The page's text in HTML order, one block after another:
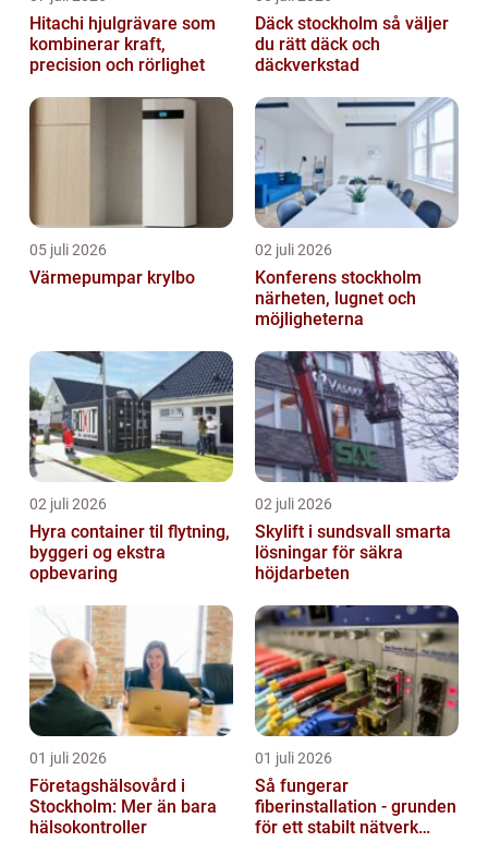
Hitachi hjulgrävare som
kombinerar kraft,
precision och rörlighet
Däck stockholm så väljer
du rätt däck och
däckverkstad
05 juli 2026
Värmepumpar krylbo
02 juli 2026
Konferens stockholm
närheten, lugnet och
möjligheterna
02 juli 2026
Hyra container til flytning,
byggeri og ekstra
opbevaring
02 juli 2026
Skylift i sundsvall smarta
lösningar för säkra
höjdarbeten
01 juli 2026
Företagshälsovård i
Stockholm: Mer än bara
hälsokontroller
01 juli 2026
Så fungerar
fiberinstallation - grunden
för ett stabilt nätverk